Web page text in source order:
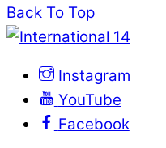
Back To Top
Instagram
YouTube
Facebook